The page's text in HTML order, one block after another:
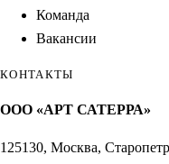
Команда
Вакансии
КОНТАКТЫ
ООО «АРТ САТЕРРА»
125130, Москва,